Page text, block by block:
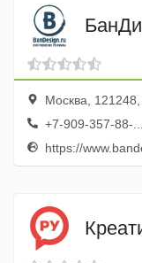
Москва, 121248,
+7-909-357-88-...
https://